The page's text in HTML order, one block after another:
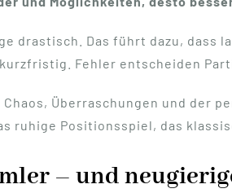
drastisch. Das führt dazu,
Fehler entscheiden
Überraschungen und der
ruhige Positionsspiel, das
– und